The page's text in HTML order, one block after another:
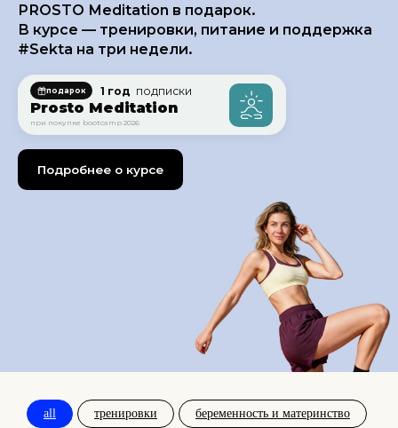
PROSTO Meditation в подарок.
В курсе — тренировки, питание и поддержка
#Sekta на три недели.
подарок 1 год подписки
Prosto Meditation
при покупке bootcamp 2026
Подробнее о курсе
all тренировки беременность и материнство